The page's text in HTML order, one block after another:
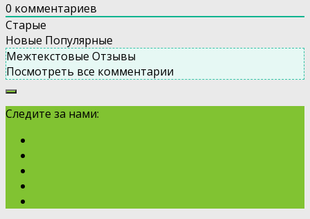
0 комментариев
Старые
Новые Популярные
Межтекстовые Отзывы
Посмотреть все комментарии
Следите за нами: